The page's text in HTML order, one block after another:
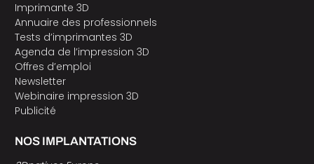
Imprimante 3D
Annuaire des professionnels
Tests d’imprimantes 3D
Agenda de l’impression 3D
Offres d’emploi
Newsletter
Webinaire impression 3D
Publicité
NOS IMPLANTATIONS